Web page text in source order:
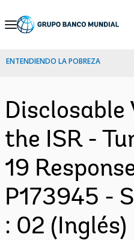
Skip
Navigation
ENTENDIENDO LA POBREZA
Disclosable
the ISR -
19
P173945 -
: 02 (Inglés)